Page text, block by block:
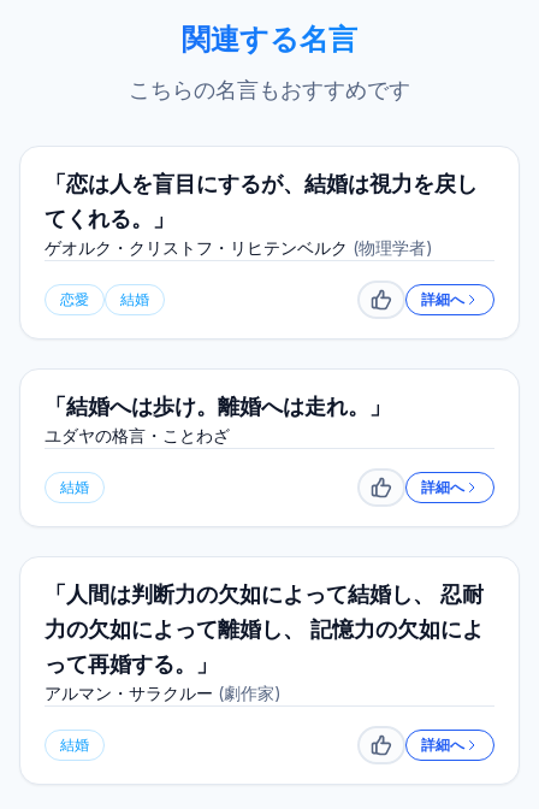
関連する名言
こちらの名言もおすすめです
「恋は人を盲目にするが、結婚は視力を戻し
てくれる。」
ゲオルク・クリストフ・リヒテンベルク (物理学者)
恋愛 結婚 いいね詳細へ
「結婚へは歩け。離婚へは走れ。」
ユダヤの格言・ことわざ
結婚 いいね詳細へ
「人間は判断力の欠如によって結婚し、 忍耐
力の欠如によって離婚し、 記憶力の欠如によ
って再婚する。」
アルマン・サラクルー (劇作家)
結婚 いいね詳細へ